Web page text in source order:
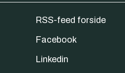
RSS-feed forside
Facebook
Linkedin